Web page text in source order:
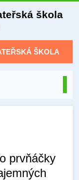
škola
ŠKOLA
prvňáčky